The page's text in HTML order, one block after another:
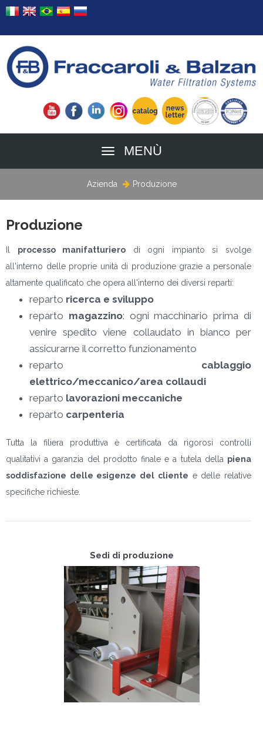
MENÙ
Azienda Produzione
Produzione
processo manifatturiero di ogni impianto si svolge
all'interno delle proprie unità di produzione grazie a personale
altamente qualificato che opera all'interno dei diversi reparti:
reparto ricerca e sviluppo
reparto magazzino: ogni macchinario prima di
venire spedito viene collaudato in bianco per
assicurarne il corretto funzionamento
reparto cablaggio
elettrico/meccanico/area collaudi
reparto lavorazioni meccaniche
reparto carpenteria
Tutta la filiera produttiva è certificata da rigorosi controlli
qualitativi a garanzia del prodotto finale e a tutela della piena
soddisfazione delle esigenze del cliente e delle relative
specifiche richieste.
Sedi di produzione